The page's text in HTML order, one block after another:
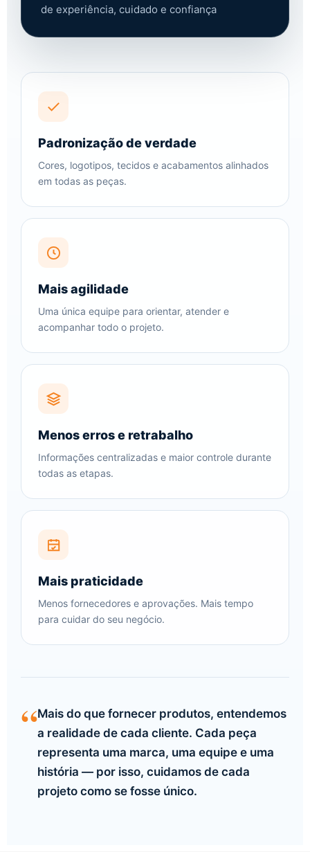
de experiência, cuidado e confiança
Padronização de verdade
Cores, logotipos, tecidos e acabamentos alinhados
em todas as peças.
Mais agilidade
Uma única equipe para orientar, atender e
acompanhar todo o projeto.
Menos erros e retrabalho
Informações centralizadas e maior controle durante
todas as etapas.
Mais praticidade
Menos fornecedores e aprovações. Mais tempo
para cuidar do seu negócio.
“Mais do que fornecer produtos, entendemos
a realidade de cada cliente. Cada peça
representa uma marca, uma equipe e uma
história — por isso, cuidamos de cada
projeto como se fosse único.